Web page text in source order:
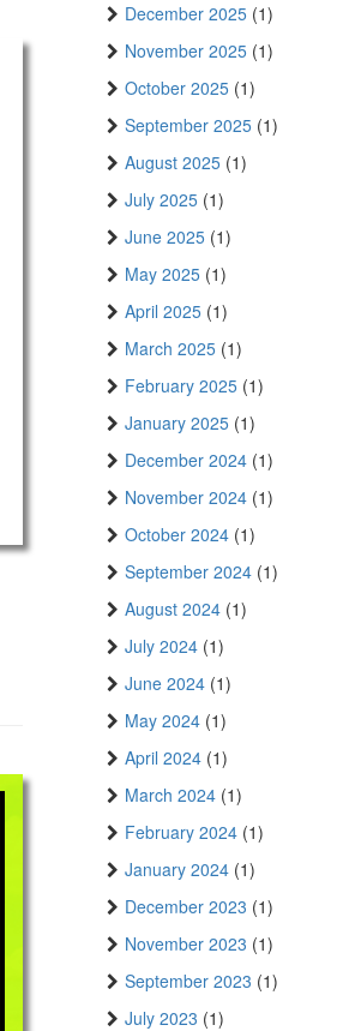
December 2025 (1)
November 2025 (1)
October 2025 (1)
September 2025 (1)
August 2025 (1)
July 2025 (1)
June 2025 (1)
May 2025 (1)
April 2025 (1)
March 2025 (1)
February 2025 (1)
January 2025 (1)
December 2024 (1)
November 2024 (1)
October 2024 (1)
September 2024 (1)
August 2024 (1)
July 2024 (1)
June 2024 (1)
May 2024 (1)
April 2024 (1)
March 2024 (1)
February 2024 (1)
January 2024 (1)
December 2023 (1)
November 2023 (1)
September 2023 (1)
July 2023 (1)